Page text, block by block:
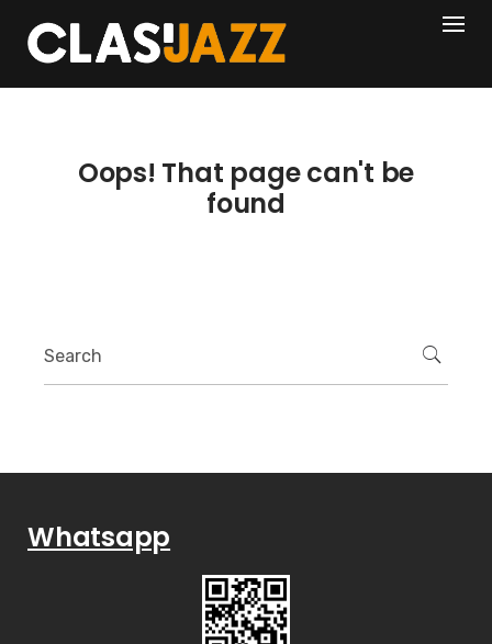
content
404
Oops! That page can't be
found
Whatsapp